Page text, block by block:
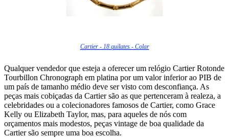
Cartier - 18 quilates - Colar
Qualquer vendedor que esteja a oferecer um relógio Cartier Rotonde
Tourbillon Chronograph em platina por um valor inferior ao PIB de
um país de tamanho médio deve ser visto com desconfiança. As
peças mais cobiçadas da Cartier são as que pertenceram à realeza, a
celebridades ou a colecionadores famosos de Cartier, como Grace
Kelly ou Elizabeth Taylor, mas, para aqueles de nós com
orçamentos mais modestos, peças vintage de boa qualidade da
Cartier são sempre uma boa escolha.